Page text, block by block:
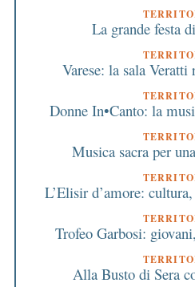
La grande festa
Varese: la sala
Donne In•Canto: la
Musica sacra per
L’Elisir d’amore:
Trofeo Garbosi:
Alla Busto di Sera